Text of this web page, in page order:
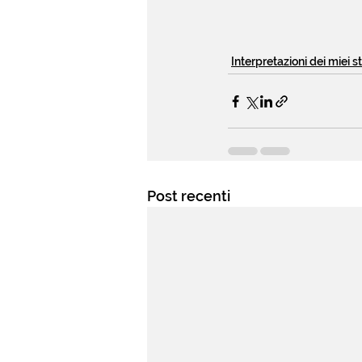
Interpretazioni dei miei
Post recenti